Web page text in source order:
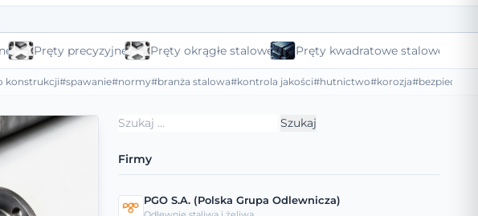
Pręty precyzyjne Pręty okrągłe stalowe Pręty kwadratowe stalowe
konstrukcji#spawanie#normy#branża stalowa#kontrola jakości#hutnictwo#korozja
Szukaj:
Firmy
PGO S.A. (Polska Grupa Odlewnicza)